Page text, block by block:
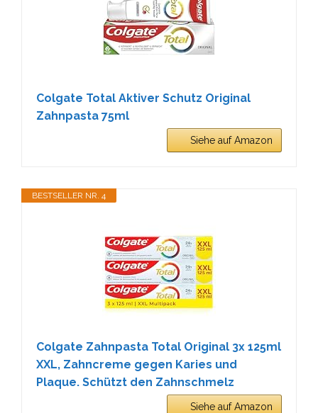
Colgate Total Aktiver Schutz Original
Zahnpasta 75ml
Siehe auf Amazon
BESTSELLER NR. 4
Colgate Zahnpasta Total Original 3x 125ml
XXL, Zahncreme gegen Karies und
Plaque. Schützt den Zahnschmelz
Siehe auf Amazon